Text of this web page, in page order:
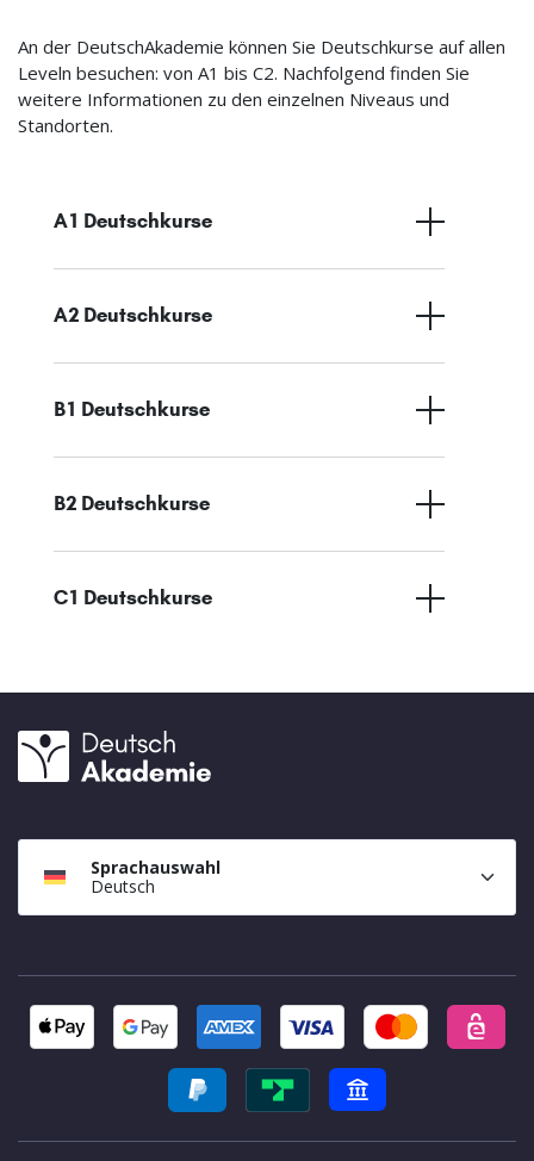
An der DeutschAkademie können Sie Deutschkurse auf allen
Leveln besuchen: von A1 bis C2. Nachfolgend finden Sie
weitere Informationen zu den einzelnen Niveaus und
Standorten.
A1 Deutschkurse
A2 Deutschkurse
B1 Deutschkurse
B2 Deutschkurse
C1 Deutschkurse
Sprachauswahl
Deutsch